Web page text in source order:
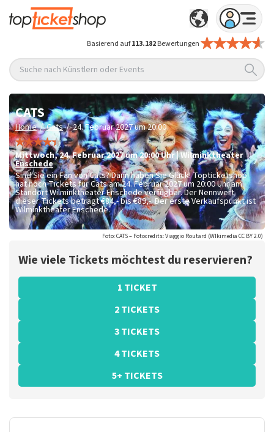
Basierend auf113.182Bewertungen
Suche nach Künstlern oder Events
CATS
Home / Cats / 24. Februar 2027 um 20:00
Mittwoch,24. Februar 2027 um 20:00Uhr|Wilminktheater
Enschede
Sind Sie ein Fan von Cats? Dann haben Sie Glück! Topticketshop
hat noch Tickets für Cats am 24. Februar 2027 um 20:00 Uhr am
Standort Wilminktheater Enschede verfügbar. Der Nennwert
dieser Tickets beträgt€84,- bis €89,-. Der erste Verkaufspunkt ist
Wilminktheater Enschede.
Foto: CATS – Fotocredits: Viaggio Routard (WIkimedia CC BY 2.0)
Wie viele Tickets möchtest du reservieren?
1 TICKET
2 TICKETS
3 TICKETS
4 TICKETS
5+ TICKETS